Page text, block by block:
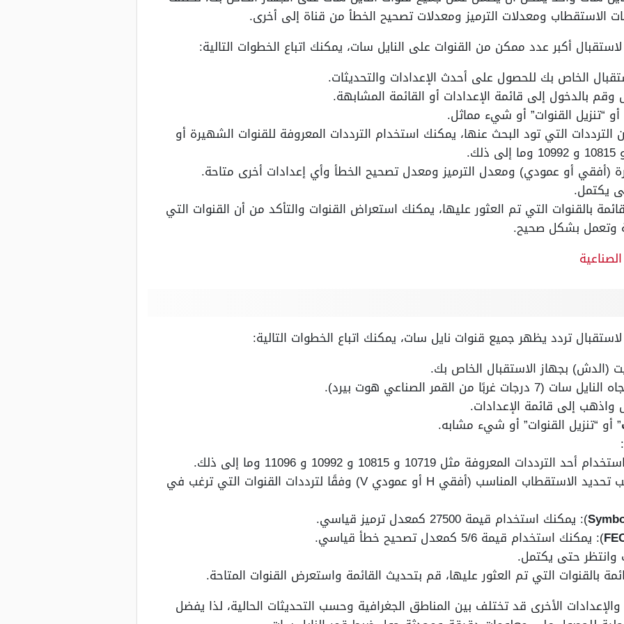
الاستقطاب ومعدلات الترميز ومعدلات تصحيح الخطأ من قناة إلى أخرى.
أكبر عدد ممكن من القنوات على النايل سات، يمكنك اتباع الخطوات التالية:
الخاص بك للحصول على أحدث الإعدادات والتحديثات.
بالدخول إلى قائمة الإعدادات أو القائمة المشابهة.
“تنزيل القنوات” أو شيء مماثل.
التي تود البحث عنها، يمكنك استخدام الترددات المعروفة للقنوات الشهيرة أو
(أفقي أو عمودي) ومعدل الترميز ومعدل تصحيح الخطأ وأي إعدادات أخرى متاحة.
يكتمل.
بالقنوات التي تم العثور عليها، يمكنك استعراض القنوات والتأكد من أن القنوات التي
وتعمل بشكل صحيح.
تردد يظهر جميع قنوات نايل سات، يمكنك اتباع الخطوات التالية:
(الدش) بجهاز الاستقبال الخاص بك.
من القمر الصناعي هوت بيرد).
إلى قائمة الإعدادات.
” أو “تنزيل القنوات” أو شيء مشابه.
الترددات المعروفة مثل 10719 و 10815 و 10992 و 11096 وما إلى ذلك.
يجب تحديد الاستقطاب المناسب (أفقي H أو عمودي V) وفقًا لترددات القنوات التي ترغب في
): يمكنك استخدام قيمة 27500 كمعدل ترميز قياسي.
): يمكنك استخدام قيمة 5/6 كمعدل تصحيح خطأ قياسي.
وانتظر حتى يكتمل.
بالقنوات التي تم العثور عليها، قم بتحديث القائمة واستعرض القنوات المتاحة.
الأخرى قد تختلف بين المناطق الجغرافية وحسب التحديثات الحالية، لذا يفضل